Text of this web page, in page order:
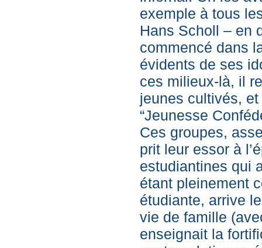
exemple à tous
Hans Scholl – en
commencé dans
évidents de ses
ces milieux-là, il
jeunes cultivés,
“Jeunesse
Ces groupes,
prit leur essor à
estudiantines qui
étant pleinement
étudiante, arrive
vie de famille
enseignait la